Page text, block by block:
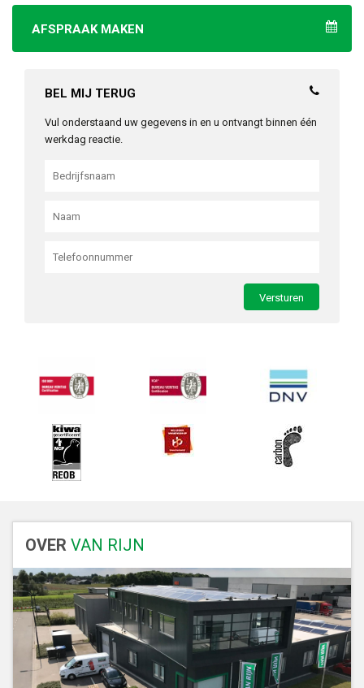
AFSPRAAK MAKEN
BEL MIJ TERUG
Vul onderstaand uw gegevens in en u ontvangt binnen één
werkdag reactie.
OVER VAN RIJN